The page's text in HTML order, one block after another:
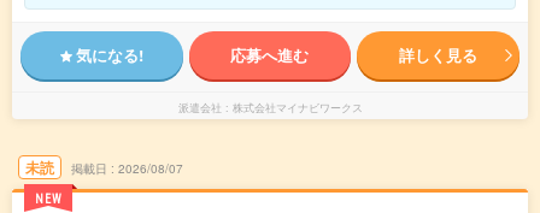
気になる! 応募へ進む 詳しく見る
派遣会社 株式会社マイナビワークス
未読
NEW
掲載日 2026/08/07